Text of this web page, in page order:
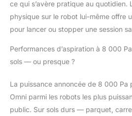
rouleau
élimine
en fait
en
tapis et
ce qui s’avère pratique au quotidien.
physique sur le robot lui-même offre
pour lancer ou stopper une session
Performances d’aspiration à 8 000
sols — ou presque ?
La puissance annoncée de 8 000 Pa
Omni parmi les robots les plus
public. Sur sols durs — parquet,